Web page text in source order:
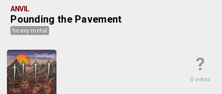
ANVIL
Pounding the Pavement
heavy metal
?
0 votos